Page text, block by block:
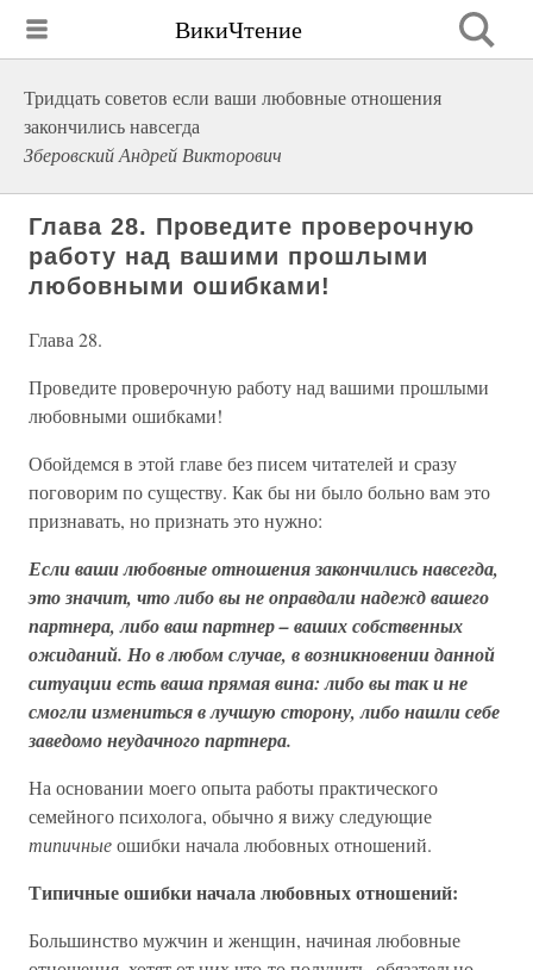
ВикиЧтение
Тридцать советов если ваши любовные отношения
закончились навсегда
Зберовский Андрей Викторович
Глава 28. Проведите проверочную
работу над вашими прошлыми
любовными ошибками!
Глава 28.
Проведите проверочную работу над вашими прошлыми
любовными ошибками!
Обойдемся в этой главе без писем читателей и сразу
поговорим по существу. Как бы ни было больно вам это
признавать, но признать это нужно:
Если ваши любовные отношения закончились навсегда,
это значит, что либо вы не оправдали надежд вашего
партнера, либо ваш партнер – ваших собственных
ожиданий. Но в любом случае, в возникновении данной
ситуации есть ваша прямая вина: либо вы так и не
смогли измениться в лучшую сторону, либо нашли себе
заведомо неудачного партнера.
На основании моего опыта работы практического
семейного психолога, обычно я вижу следующие
типичныеошибки начала любовных отношений.
Типичные ошибки начала любовных отношений:
Большинство мужчин и женщин, начиная любовные